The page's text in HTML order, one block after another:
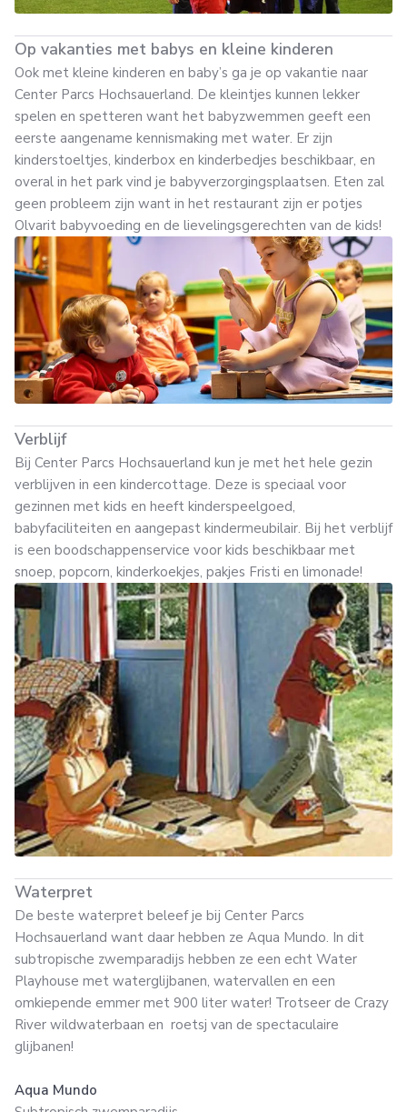
Op vakanties met babys en kleine kinderen
Ook met kleine kinderen en baby’s ga je op vakantie naar
Center Parcs Hochsauerland. De kleintjes kunnen lekker
spelen en spetteren want het babyzwemmen geeft een
eerste aangename kennismaking met water. Er zijn
kinderstoeltjes, kinderbox en kinderbedjes beschikbaar, en
overal in het park vind je babyverzorgingsplaatsen. Eten zal
geen probleem zijn want in het restaurant zijn er potjes
Olvarit babyvoeding en de lievelingsgerechten van de kids!
Verblijf
Bij Center Parcs Hochsauerland kun je met het hele gezin
verblijven in een kindercottage. Deze is speciaal voor
gezinnen met kids en heeft kinderspeelgoed,
babyfaciliteiten en aangepast kindermeubilair. Bij het verblijf
is een boodschappenservice voor kids beschikbaar met
snoep, popcorn, kinderkoekjes, pakjes Fristi en limonade!
Waterpret
De beste waterpret beleef je bij Center Parcs
Hochsauerland want daar hebben ze Aqua Mundo. In dit
subtropische zwemparadijs hebben ze een echt Water
Playhouse met waterglijbanen, watervallen en een
omkiepende emmer met 900 liter water! Trotseer de Crazy
River wildwaterbaan en roetsj van de spectaculaire
glijbanen!
Aqua Mundo